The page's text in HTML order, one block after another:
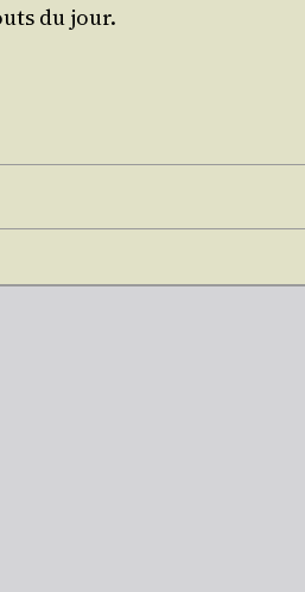
du jour.